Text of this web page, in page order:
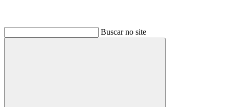
Buscar no site